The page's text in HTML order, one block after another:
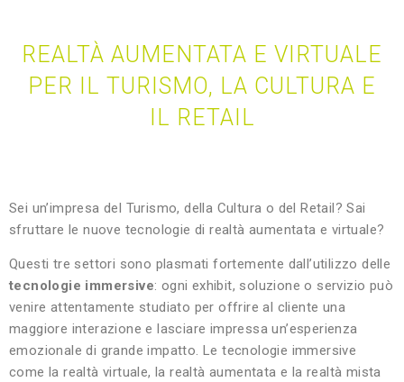
REALTÀ AUMENTATA E VIRTUALE
PER IL TURISMO, LA CULTURA E
IL RETAIL
Sei un’impresa del Turismo, della Cultura o del Retail? Sai
sfruttare le nuove tecnologie di realtà aumentata e virtuale?
Questi tre settori sono plasmati fortemente dall’utilizzo delle
tecnologie immersive: ogni exhibit, soluzione o servizio può
venire attentamente studiato per offrire al cliente una
maggiore interazione e lasciare impressa un’esperienza
emozionale di grande impatto. Le tecnologie immersive
come la realtà virtuale, la realtà aumentata e la realtà mista